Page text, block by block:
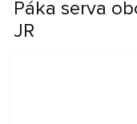
Páka serva
JR